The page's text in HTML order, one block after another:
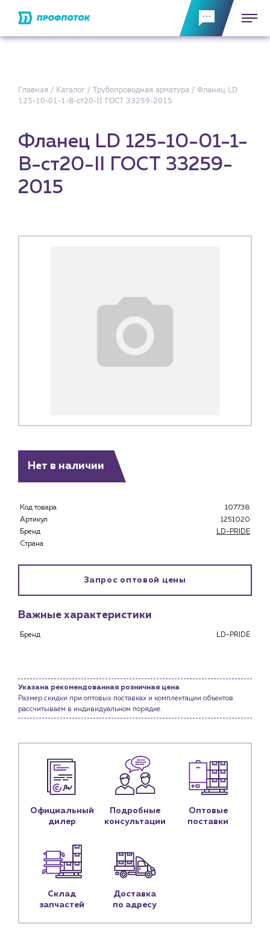
Каталог
Монтажным бригадам
Предприятиям и юр.лицам
История компании
Доставка
Портфолио
Личный кабинет
Контактные данные
Наши партнёры
Чат-бот
Главная Каталог Трубопроводная арматура
Фланец LD
125-10-01-1-B-ст20-II ГОСТ 33259-2015
Фланец LD 125-10-01-1-
B-ст20-II ГОСТ 33259-
2015
Нет в наличии
Код товара
107738
Артикул
1251020
Бренд
LD-PRIDE
Страна
Запрос оптовой цены
Важные характеристики
Бренд LD-PRIDE
Указана рекомендованная розничная цена
Размер скидки при оптовых поставках и комплектации объектов
рассчитываем в индивидуальном порядке.
Официальный
дилер
Подробные
консультации
Оптовые
поставки
Склад
запчастей
Доставка
по адресу